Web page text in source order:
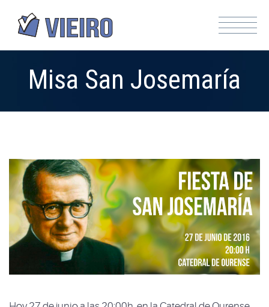
Misa San Josemaría